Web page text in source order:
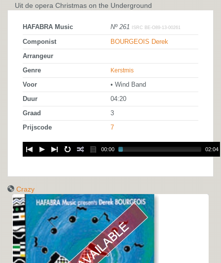
Uit de opera Christmas on the Underground
HAFABRA Music Nº 261 ISRC BE-O89-13-00261
Componist BOURGEOIS Derek
Arrangeur
Genre Kerstmis
Voor • Wind Band
Duur 04:20
Graad 3
Prijscode 7
00:00 02:04
Crazy